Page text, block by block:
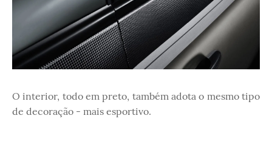
O interior, todo em preto, também adota o mesmo tipo
de decoração - mais esportivo.